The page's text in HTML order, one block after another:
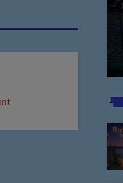
CHUBBY CHECKER
Stand By Me